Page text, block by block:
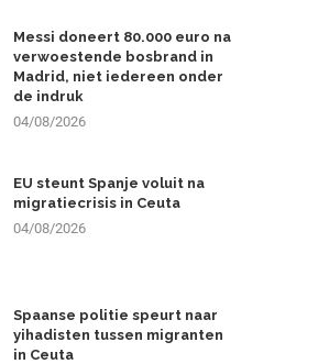
Messi doneert 80.000 euro na
verwoestende bosbrand in
Madrid, niet iedereen onder
de indruk
04/08/2026
EU steunt Spanje voluit na
migratiecrisis in Ceuta
04/08/2026
Spaanse politie speurt naar
yihadisten tussen migranten
in Ceuta